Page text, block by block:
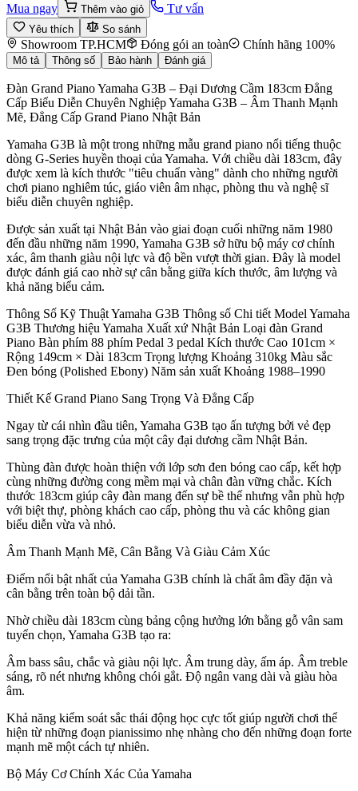
Mua ngay
Thêm vào giỏ Tư vấn
Yêu thích So sánh
Showroom TP.HCM Đóng gói an toàn Chính hãng 100%
Mô tả Thông số Bảo hành Đánh giá
Đàn Grand Piano Yamaha G3B – Đại Dương Cầm 183cm Đẳng
Cấp Biểu Diễn Chuyên Nghiệp Yamaha G3B – Âm Thanh Mạnh
Mẽ, Đẳng Cấp Grand Piano Nhật Bản
Yamaha G3B là một trong những mẫu grand piano nổi tiếng thuộc
dòng G-Series huyền thoại của Yamaha. Với chiều dài 183cm, đây
được xem là kích thước "tiêu chuẩn vàng" dành cho những người
chơi piano nghiêm túc, giáo viên âm nhạc, phòng thu và nghệ sĩ
biểu diễn chuyên nghiệp.
Được sản xuất tại Nhật Bản vào giai đoạn cuối những năm 1980
đến đầu những năm 1990, Yamaha G3B sở hữu bộ máy cơ chính
xác, âm thanh giàu nội lực và độ bền vượt thời gian. Đây là model
được đánh giá cao nhờ sự cân bằng giữa kích thước, âm lượng và
khả năng biểu cảm.
Thông Số Kỹ Thuật Yamaha G3B Thông số Chi tiết Model Yamaha
G3B Thương hiệu Yamaha Xuất xứ Nhật Bản Loại đàn Grand
Piano Bàn phím 88 phím Pedal 3 pedal Kích thước Cao 101cm ×
Rộng 149cm × Dài 183cm Trọng lượng Khoảng 310kg Màu sắc
Đen bóng (Polished Ebony) Năm sản xuất Khoảng 1988–1990
Thiết Kế Grand Piano Sang Trọng Và Đẳng Cấp
Ngay từ cái nhìn đầu tiên, Yamaha G3B tạo ấn tượng bởi vẻ đẹp
sang trọng đặc trưng của một cây đại dương cầm Nhật Bản.
Thùng đàn được hoàn thiện với lớp sơn đen bóng cao cấp, kết hợp
cùng những đường cong mềm mại và chân đàn vững chắc. Kích
thước 183cm giúp cây đàn mang đến sự bề thế nhưng vẫn phù hợp
với biệt thự, phòng khách cao cấp, phòng thu và các không gian
biểu diễn vừa và nhỏ.
Âm Thanh Mạnh Mẽ, Cân Bằng Và Giàu Cảm Xúc
Điểm nổi bật nhất của Yamaha G3B chính là chất âm đầy đặn và
cân bằng trên toàn bộ dải tần.
Nhờ chiều dài 183cm cùng bảng cộng hưởng lớn bằng gỗ vân sam
tuyển chọn, Yamaha G3B tạo ra:
Âm bass sâu, chắc và giàu nội lực. Âm trung dày, ấm áp. Âm treble
sáng, rõ nét nhưng không chói gắt. Độ ngân vang dài và giàu hòa
âm.
Khả năng kiểm soát sắc thái động học cực tốt giúp người chơi thể
hiện từ những đoạn pianissimo nhẹ nhàng cho đến những đoạn forte
mạnh mẽ một cách tự nhiên.
Bộ Máy Cơ Chính Xác Của Yamaha